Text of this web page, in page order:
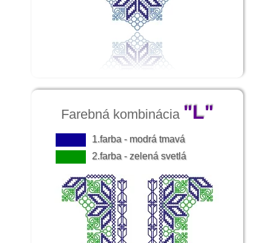
Farebná kombinácia "L"
1.farba - modrá tmavá
2.farba - zelená svetlá